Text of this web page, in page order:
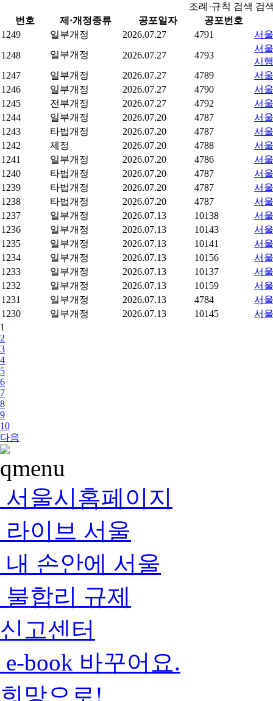
조례·규칙 검색 검
번호
제·개정종류 공포일자
공포번호
1249
일부개정 2026.07.27 4791
서
1248
일부개정 2026.07.27 4793
서
시
1247
일부개정 2026.07.27 4789
서
1246
일부개정 2026.07.27 4790
서
1245
전부개정 2026.07.27 4792
서
1244
일부개정 2026.07.20 4787
서
1243
타법개정 2026.07.20 4787
서
1242
제정 2026.07.20 4788
서
1241
일부개정 2026.07.20 4786
서
1240
타법개정 2026.07.20 4787
서
1239
타법개정 2026.07.20 4787
서
1238
타법개정 2026.07.20 4787
서
1237
일부개정 2026.07.13 10138
서
1236
일부개정 2026.07.13 10143
서
1235
일부개정 2026.07.13 10141
서
1234
일부개정 2026.07.13 10156
서
1233
일부개정 2026.07.13 10137
서
1232
일부개정 2026.07.13 10159
서
1231
일부개정 2026.07.13 4784
서
1230
일부개정 2026.07.13 10145
서
1
2
3
4
5
6
7
8
9
10
다음
서울시홈페이지
라이브 서울
내 손안에 서울
불합리 규제
신고센터
e-book 바꾸어요.
희망으로!